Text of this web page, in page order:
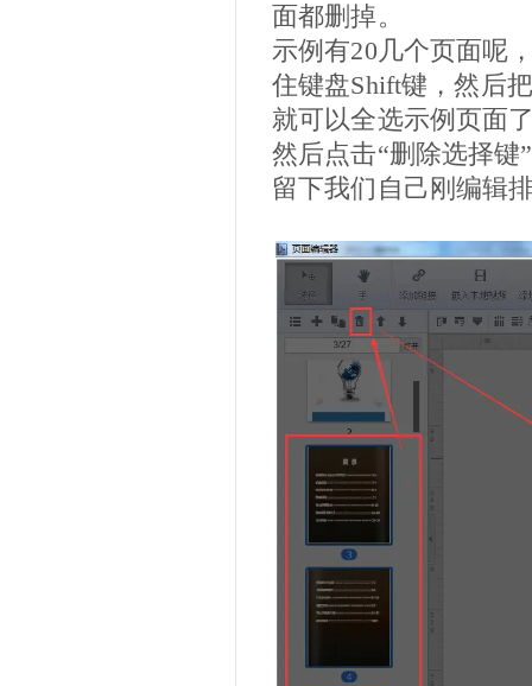
面都删掉。
示例有20几个页面呢
住键盘Shift键，然后
就可以全选示例页面
然后点击“删除选择
留下我们自己刚编辑